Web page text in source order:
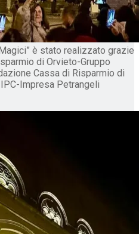
è stato realizzato grazie
di Orvieto-Gruppo
Cassa di Risparmio di
Impresa Petrangeli